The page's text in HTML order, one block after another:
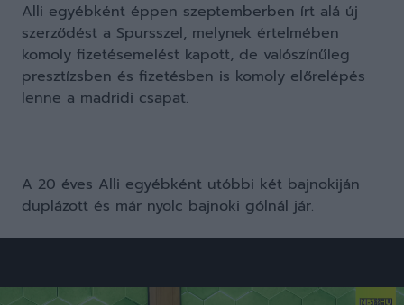
Alli egyébként éppen szeptemberben írt alá új
szerződést a Spursszel, melynek értelmében
komoly fizetésemelést kapott, de valószínűleg
presztízsben és fizetésben is komoly előrelépés
lenne a madridi csapat.
A 20 éves Alli egyébként utóbbi két bajnokiján
duplázott és már nyolc bajnoki gólnál jár.